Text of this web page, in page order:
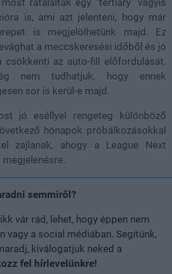
rátaláltak egy "tertiary" vagyis
is, ami azt jelenteni, hogy már
is megjelölhetünk majd. Ez
a meccskeresési időből és jó
csökkenti az auto-fill előfordulását.
nem tudhatjuk, hogy ennek
sor is kerül-e majd.
jó eséllyel rengeteg különböző
hónapok próbálkozásokkal
zajlanak, ahogy a League Next
semmiről?
vár rád, lehet, hogy éppen nem
vagy a social médiában. Segítünk,
kiválogatjuk neked a
fel hírlevelünkre!